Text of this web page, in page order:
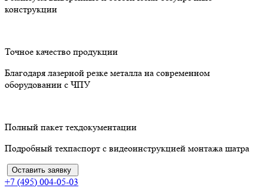
конструкции
Точное качество продукции
Благодаря лазерной резке металла на современном
оборудовании с ЧПУ
Полный пакет техдокументации
Подробный техпаспорт с видеоинструкцией монтажа шатра
Оставить заявку
+7 (495) 004-05-03